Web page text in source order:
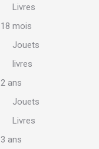
Livres
18 mois
Jouets
livres
2 ans
Jouets
Livres
3 ans